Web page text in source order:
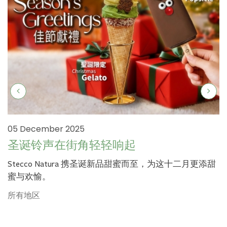
05 December 2025
圣诞铃声在街角轻轻响起
Stecco Natura 携圣诞新品甜蜜而至，为这十二月更添甜
蜜与欢愉。
所有地区